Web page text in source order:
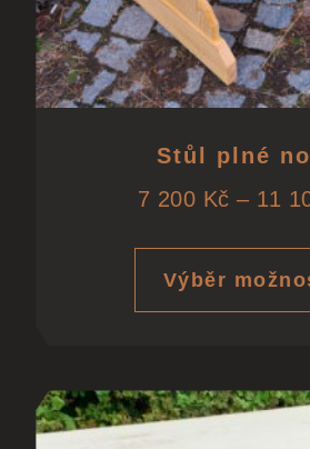
Stůl plné
7 200 Kč – 11
Výběr